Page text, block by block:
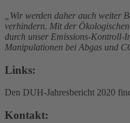
„Wir werden daher auch weiter
verhindern. Mit der
durch unser Emissions-Kontroll-
Manipulationen bei Abgas und
Links:
Den DUH-Jahresbericht 2020
Kontakt: